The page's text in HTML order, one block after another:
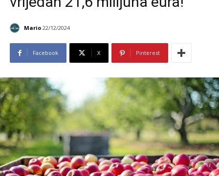
Mario 22/12/2024
Facebook X Pinterest